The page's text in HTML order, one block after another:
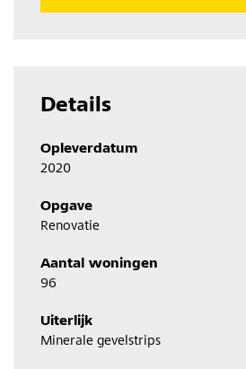
Details
Opleverdatum
2020
Opgave
Renovatie
Aantal woningen
96
Uiterlijk
Minerale gevelstrips